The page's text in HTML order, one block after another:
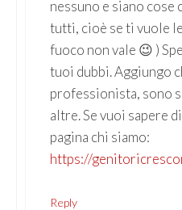
nessuno e siano cose
tutti, cioè se ti vuole
fuoco non vale 😉 )
tuoi dubbi. Aggiungo
professionista, sono
altre. Se vuoi sapere
pagina chi siamo:
https://
Reply